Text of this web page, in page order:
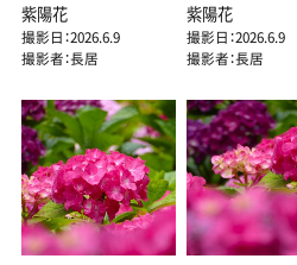
紫陽花
撮影日：2026.6.9
撮影者：長居
紫陽花
撮影日：2026.6.9
撮影者：長居